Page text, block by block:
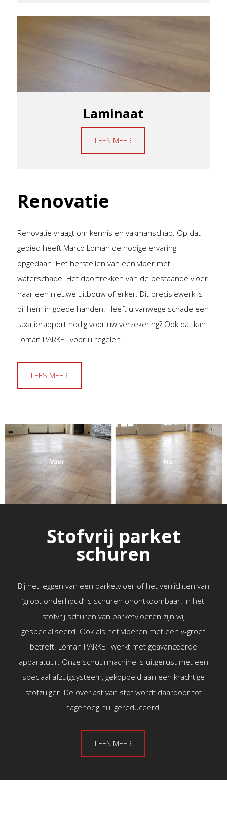
Laminaat
LEES MEER
Renovatie
Renovatie vraagt om kennis en vakmanschap. Op dat
gebied heeft Marco Loman de nodige ervaring
opgedaan. Het herstellen van een vloer met
waterschade. Het doortrekken van de bestaande vloer
naar een nieuwe uitbouw of erker. Dit precisiewerk is
bij hem in goede handen. Heeft u vanwege schade een
taxatierapport nodig voor uw verzekering? Ook dat kan
Loman PARKET voor u regelen.
LEES MEER
Stofvrij parket
schuren
Bij het leggen van een parketvloer of het verrichten van
‘groot onderhoud’ is schuren onontkoombaar. In het
stofvrij schuren van parketvloeren zijn wij
gespecialiseerd. Ook als het vloeren met een v-groef
betreft. Loman PARKET werkt met geavanceerde
apparatuur. Onze schuurmachine is uitgerust met een
speciaal afzuigsysteem, gekoppeld aan een krachtige
stofzuiger. De overlast van stof wordt daardoor tot
nagenoeg nul gereduceerd.
LEES MEER